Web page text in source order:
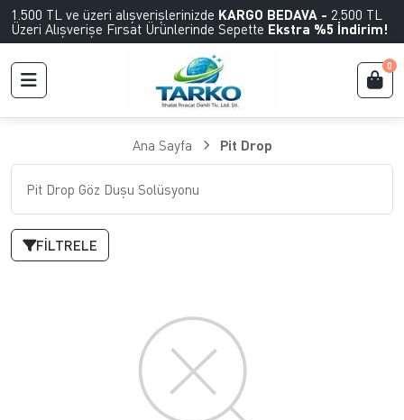
1.500 TL ve üzeri alışverişlerinizde KARGO BEDAVA - 2.500 TL
Üzeri Alışverişe Fırsat Ürünlerinde Sepette Ekstra %5 İndirim!
0
Ana Sayfa Pit Drop
Pit Drop Göz Duşu Solüsyonu
FILTRELE